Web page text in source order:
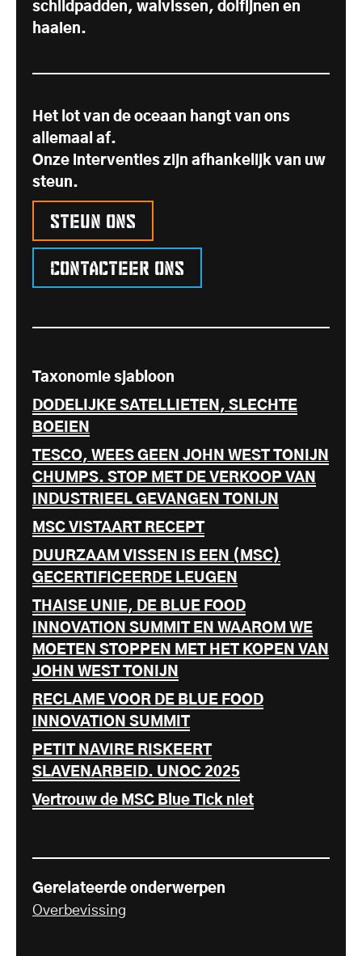
schildpadden, walvissen, dolfijnen en
haaien.
Het lot van de oceaan hangt van ons
allemaal af.
Onze interventies zijn afhankelijk van uw
steun.
Steun ons
Contacteer ons
Taxonomie sjabloon
DODELIJKE SATELLIETEN, SLECHTE
BOEIEN
TESCO, WEES GEEN JOHN WEST TONIJN
CHUMPS. STOP MET DE VERKOOP VAN
INDUSTRIEEL GEVANGEN TONIJN
MSC VISTAART RECEPT
DUURZAAM VISSEN IS EEN (MSC)
GECERTIFICEERDE LEUGEN
THAISE UNIE, DE BLUE FOOD
INNOVATION SUMMIT EN WAAROM WE
MOETEN STOPPEN MET HET KOPEN VAN
JOHN WEST TONIJN
RECLAME VOOR DE BLUE FOOD
INNOVATION SUMMIT
PETIT NAVIRE RISKEERT
SLAVENARBEID. UNOC 2025
Vertrouw de MSC Blue Tick niet
Gerelateerde onderwerpen
Overbevissing